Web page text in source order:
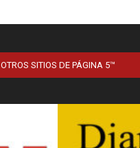
OTROS SITIOS DE PÁGINA 5™